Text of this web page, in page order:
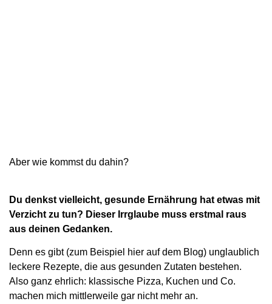
Aber wie kommst du dahin?
Du denkst vielleicht, gesunde Ernährung hat etwas mit
Verzicht zu tun? Dieser Irrglaube muss erstmal raus
aus deinen Gedanken.
Denn es gibt (zum Beispiel hier auf dem Blog) unglaublich
leckere Rezepte, die aus gesunden Zutaten bestehen.
Also ganz ehrlich: klassische Pizza, Kuchen und Co.
machen mich mittlerweile gar nicht mehr an.